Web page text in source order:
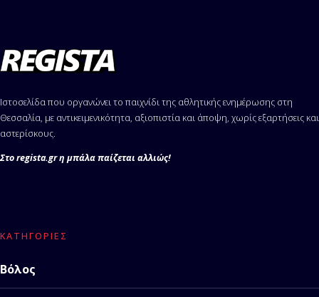
Ιστοσελίδα που οργανώνει το παιχνίδι της αθλητικής ενημέρωσης στη
Θεσσαλία, με αντικειμενικότητα, αξιοπιστία και άποψη, χωρίς εξαρτήσεις και
αστερίσκους.
Στο regista.gr η μπάλα παίζεται αλλιώς!
ΚΑΤΗΓΟΡΊΕΣ
Βόλος